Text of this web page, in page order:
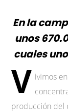
En la
unos
cuales
V ivimos
producción del